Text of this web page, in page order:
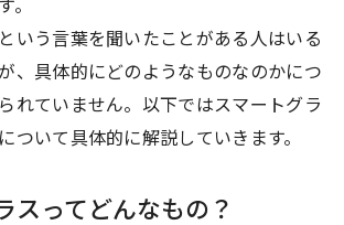
。
いう言葉を聞いたことがある人はいる
、具体的にどのようなものなのかにつ
れていません。以下ではスマートグラ
ついて具体的に解説していきます。
スってどんなもの？